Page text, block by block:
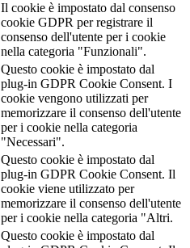
Il cookie è impostato dal consenso
cookie GDPR per registrare il
consenso dell'utente per i cookie
nella categoria "Funzionali".
Questo cookie è impostato dal
plug-in GDPR Cookie Consent. I
cookie vengono utilizzati per
memorizzare il consenso dell'utente
per i cookie nella categoria
"Necessari".
Questo cookie è impostato dal
plug-in GDPR Cookie Consent. Il
cookie viene utilizzato per
memorizzare il consenso dell'utente
per i cookie nella categoria "Altri.
Questo cookie è impostato dal